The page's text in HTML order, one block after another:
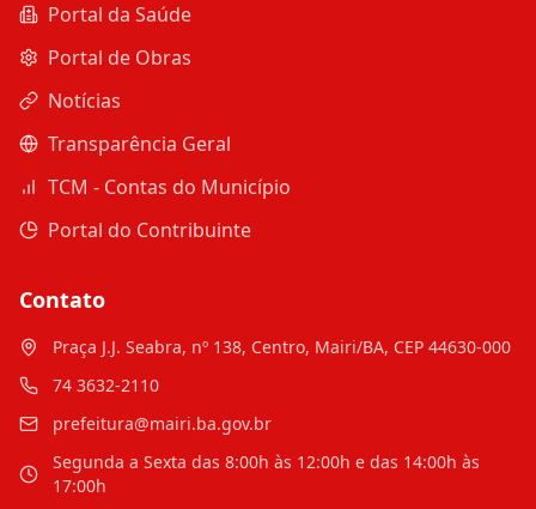
Portal da Saúde
Portal de Obras
Notícias
Transparência Geral
TCM - Contas do Município
Portal do Contribuinte
Contato
Praça J.J. Seabra, nº 138, Centro, Mairi/BA, CEP 44630-000
74 3632-2110
prefeitura@mairi.ba.gov.br
Segunda a Sexta das 8:00h às 12:00h e das 14:00h às
17:00h